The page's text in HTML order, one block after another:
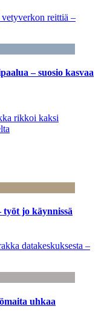
reittiä –
– suosio kasvaa
rikkoi kaksi
jo käynnissä
datakeskuksesta –
uhkaa